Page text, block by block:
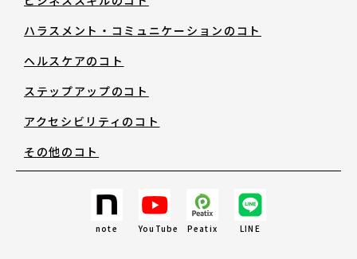
アートノトについて
MESSAGE
ハラスメント・コミュニケーションのコト
ヘルスケアのコト
ステップアップのコト
アクセシビリティのコト
その他のコト
note YouTube Peatix LINE